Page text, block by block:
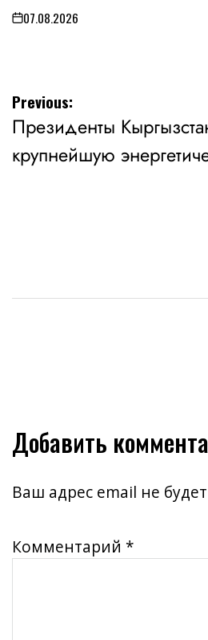
on07.08.2026
Навигация
по
записям
Previous:
Президенты
крупнейшую
Добавить
Ваш адрес email не
Комментарий *